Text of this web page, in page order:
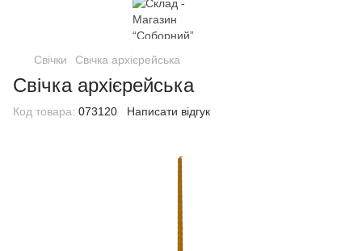
Свічки Свічка архієрейська
Свічка архієрейська
Код товара: 073120 Написати відгук